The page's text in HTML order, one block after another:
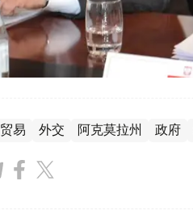
贸易 外交 阿克莫拉州 政府